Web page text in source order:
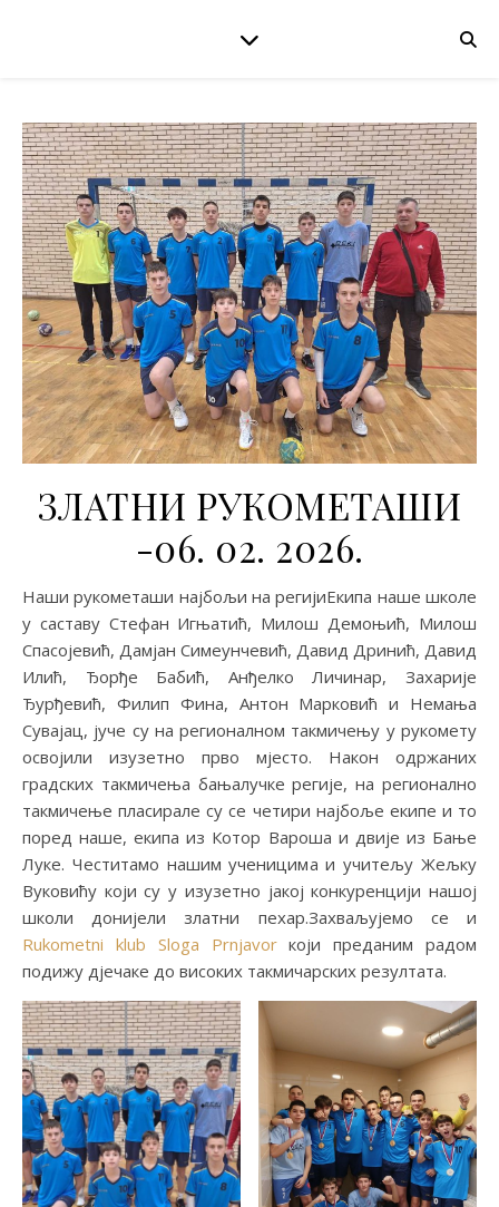
ЗЛАТНИ РУКОМЕТАШИ
-06. 02. 2026.
Наши рукометаши најбољи на регијиЕкипа наше школе
у саставу Стефан Игњатић, Милош Демоњић, Милош
Спасојевић, Дамјан Симеунчевић, Давид Дринић, Давид
Илић, Ђорђе Бабић, Анђелко Личинар, Захарије
Ђурђевић, Филип Фина, Антон Марковић и Немања
Сувајац, јуче су на регионалном такмичењу у рукомету
освојили изузетно прво мјесто. Након одржаних
градских такмичења бањалучке регије, на регионално
такмичење пласирале су се четири најбоље екипе и то
поред наше, екипа из Котор Вароша и двије из Бање
Луке. Честитамо нашим ученицима и учитељу Жељку
Вуковићу који су у изузетно јакој конкуренцији нашој
школи донијели златни пехар.Захваљујемо се и
Rukometni klub Sloga Prnjavorкоји преданим радом
подижу дјечаке до високих такмичарских резултата.